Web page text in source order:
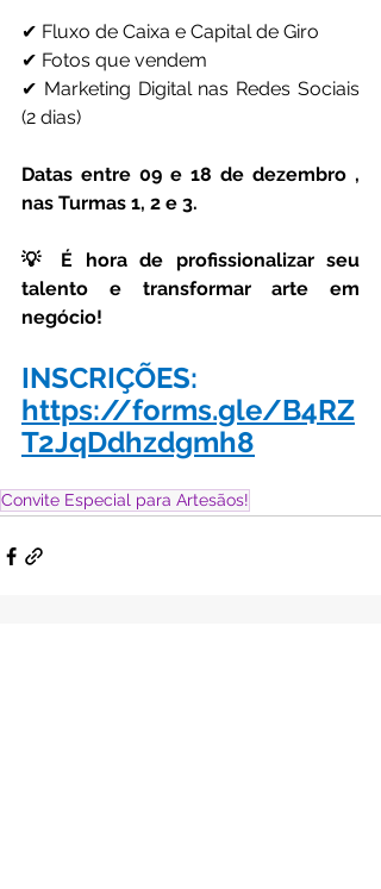
✔ Fluxo de Caixa e Capital de Giro
✔ Fotos que vendem
✔ Marketing Digital nas Redes Sociais
(2 dias)
Datas entre 09 e 18 de dezembro ,
nas Turmas 1, 2 e 3.
💡 É hora de profissionalizar seu
talento e transformar arte em
negócio!
https://forms.gle/B4RZ
T2JqDdhzdgmh8
Convite Especial para Artesãos!